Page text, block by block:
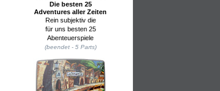
Die besten 25
Adventures aller Zeiten
Rein subjektiv die
für uns besten 25
Abenteuerspiele
(beendet - 5 Parts)